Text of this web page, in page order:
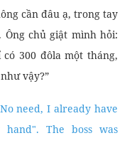
cần đâu ạ, trong tay
Ông chủ giật mình hỏi:
300 đôla một tháng,
vậy?”
need, I already have
The boss was